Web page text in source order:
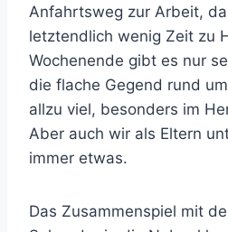
Anfahrtsweg zur Arbeit,
letztendlich wenig Zeit zu
Wochenende gibt es nur
die flache Gegend rund
allzu viel, besonders im
Aber auch wir als Eltern
immer etwas.
Das Zusammenspiel mit